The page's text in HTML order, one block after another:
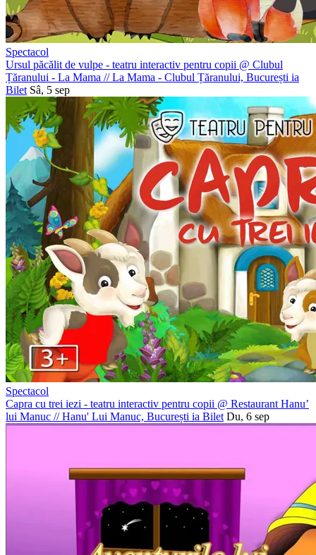
Spectacol
Ursul păcălit de vulpe - teatru interactiv pentru copii @ Clubul
Țăranului - La Mama //La Mama - Clubul Țăranului, București ia
Bilet Sâ, 5 sep
Spectacol
Capra cu trei iezi - teatru interactiv pentru copii @ Restaurant Hanu’
lui Manuc //Hanu' Lui Manuc, București ia Bilet Du, 6 sep